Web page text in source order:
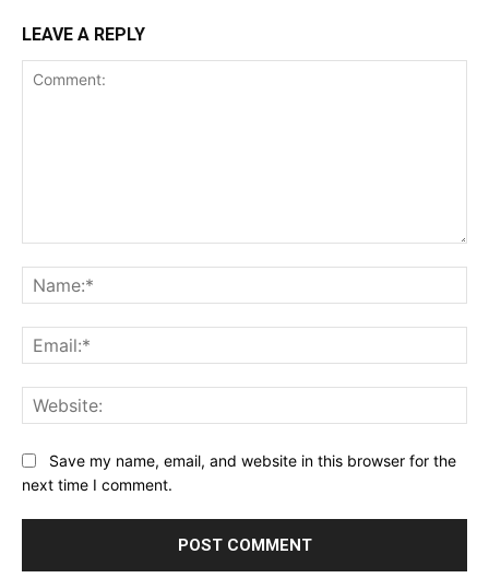
LEAVE A REPLY
Save my name, email, and website in this browser for the
next time I comment.